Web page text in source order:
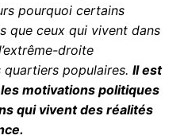
pourquoi certains
que ceux qui vivent dans
droite
quartiers populaires.Il est
motivations politiques
qui vivent des réalités